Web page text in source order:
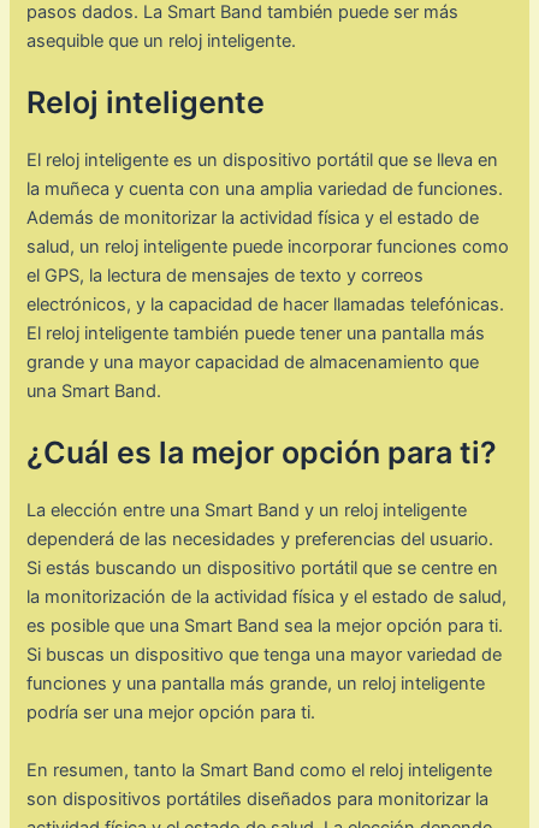
pasos dados. La Smart Band también puede ser más
asequible que un reloj inteligente.
Reloj inteligente
El reloj inteligente es un dispositivo portátil que se lleva en
la muñeca y cuenta con una amplia variedad de funciones.
Además de monitorizar la actividad física y el estado de
salud, un reloj inteligente puede incorporar funciones como
el GPS, la lectura de mensajes de texto y correos
electrónicos, y la capacidad de hacer llamadas telefónicas.
El reloj inteligente también puede tener una pantalla más
grande y una mayor capacidad de almacenamiento que
una Smart Band.
¿Cuál es la mejor opción para ti?
La elección entre una Smart Band y un reloj inteligente
dependerá de las necesidades y preferencias del usuario.
Si estás buscando un dispositivo portátil que se centre en
la monitorización de la actividad física y el estado de salud,
es posible que una Smart Band sea la mejor opción para ti.
Si buscas un dispositivo que tenga una mayor variedad de
funciones y una pantalla más grande, un reloj inteligente
podría ser una mejor opción para ti.
En resumen, tanto la Smart Band como el reloj inteligente
son dispositivos portátiles diseñados para monitorizar la